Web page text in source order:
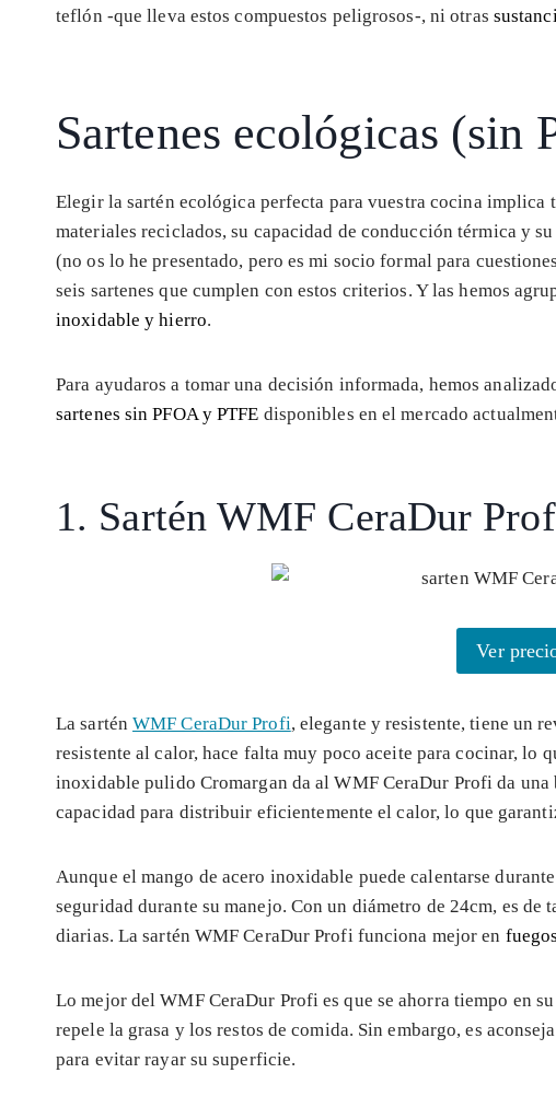
teflón -que lleva estos compuestos peligrosos-, ni otras
Sartenes ecológicas (sin
Elegir la sartén ecológica perfecta para vuestra cocina implica
materiales reciclados, su capacidad de conducción térmica y
(no os lo he presentado, pero es mi socio formal para
seis sartenes que cumplen con estos criterios. Y las hemos
inoxidable y hierro.
Para ayudaros a tomar una decisión informada, hemos
sartenes sin PFOA y PTFE disponibles en el mercado
1. Sartén WMF CeraDur
Ver
La sarténWMF CeraDur Profi, elegante y resistente, tiene un
resistente al calor, hace falta muy poco aceite para cocinar, lo
inoxidable pulido Cromargan da al WMF CeraDur Profi da
capacidad para distribuir eficientemente el calor, lo que
Aunque el mango de acero inoxidable puede calentarse
seguridad durante su manejo. Con un diámetro de 24cm, es de
diarias. La sartén WMF CeraDur Profi funciona mejor en
Lo mejor del WMF CeraDur Profi es que se ahorra tiempo en
repele la grasa y los restos de comida. Sin embargo, es
para evitar rayar su superficie.